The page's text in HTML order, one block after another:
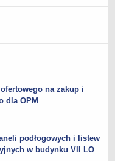
na zakup i
dla OPM
podłogowych i listew
w budynku VII LO